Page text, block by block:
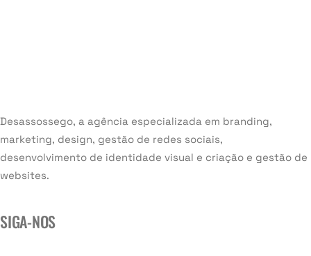
Desassossego, a agência especializada em branding,
marketing, design, gestão de redes sociais,
desenvolvimento de identidade visual e criação e gestão de
websites.
SIGA-NOS